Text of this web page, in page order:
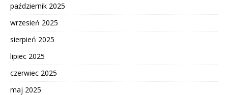
październik 2025
wrzesień 2025
sierpień 2025
lipiec 2025
czerwiec 2025
maj 2025